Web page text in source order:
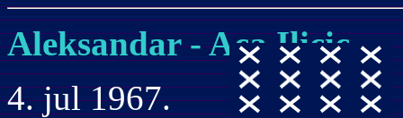
Aleksandar - Aca Ilicic
4. jul 1967.